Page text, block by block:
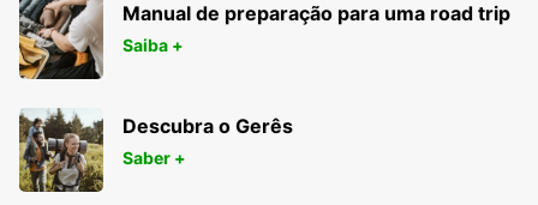
Manual de preparação para uma road trip
Saiba +
Descubra o Gerês
Saber +